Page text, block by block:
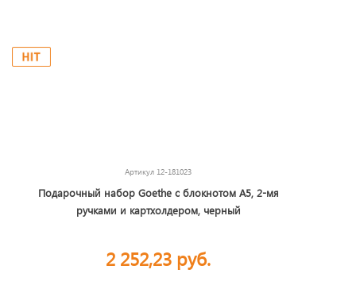
Артикул 12-181023
Подарочный набор Goethe с блокнотом А5, 2-мя
ручками и картхолдером, черный
2 252,23 руб.